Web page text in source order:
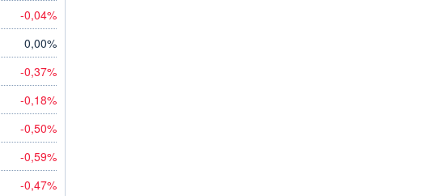
-0,04%
0,00%
-0,37%
-0,18%
-0,50%
-0,59%
-0,47%